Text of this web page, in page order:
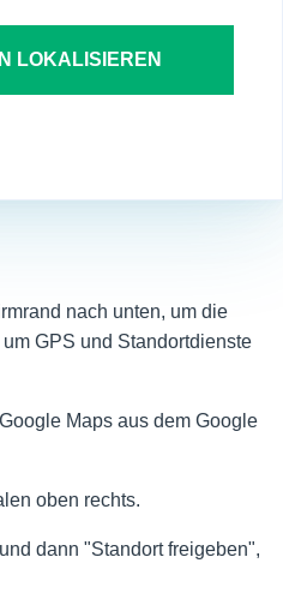
LOKALISIEREN
nach unten, um die
GPS und Standortdienste
Maps aus dem Google
oben rechts.
dann "Standort freigeben",